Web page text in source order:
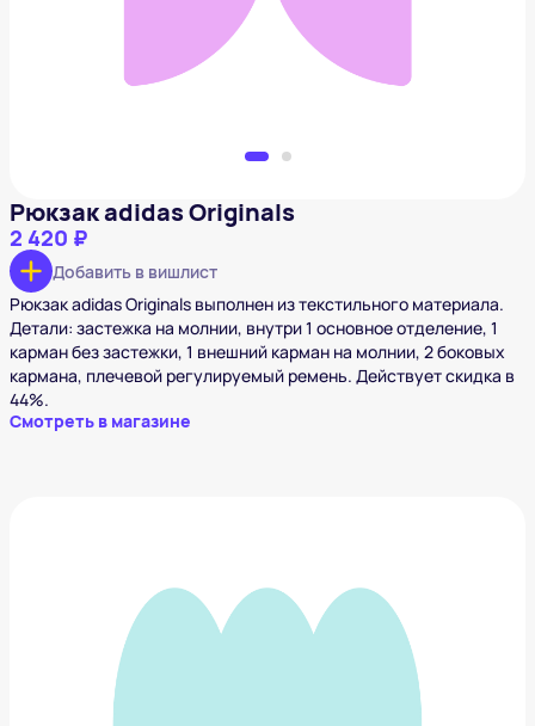
Рюкзак adidas Originals
2 420 ₽
Добавить в вишлист
Рюкзак adidas Originals выполнен из текстильного материала.
Детали: застежка на молнии, внутри 1 основное отделение, 1
карман без застежки, 1 внешний карман на молнии, 2 боковых
кармана, плечевой регулируемый ремень. Действует скидка в
44%.
Смотреть в магазине